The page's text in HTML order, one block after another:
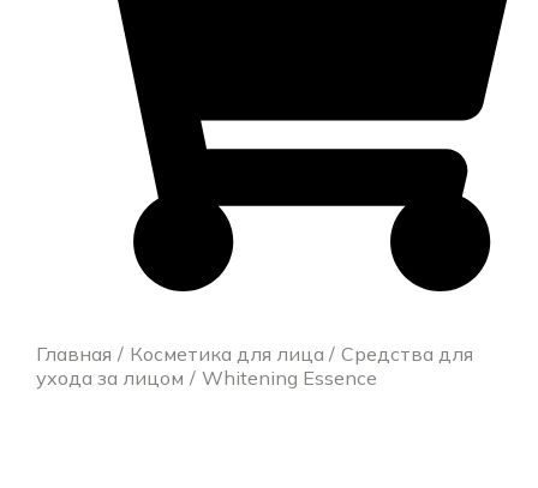
Главная Косметика для лица
Средства для
ухода за лицом
Whitening Essence